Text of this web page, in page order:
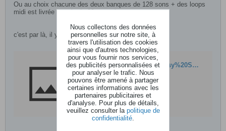
Ou au choix chacune des deux banques de 128 sons + des loops
midi est livrée au prix de 29 euro chacune
c'est par là, il y a des demos mp3
http://www.easysounds.de/Easy%20Sounds%20english.htm
Nous collectons des données
personnelles sur notre site, à
travers l'utilisation des cookies
ainsi que d'autres technologies,
pour vous fournir nos services,
des publicités personnalisées et
pour analyser le trafic. Nous
pouvons être amené à partager
certaines informations avec les
partenaires publicitaires et
d'analyse. Pour plus de détails,
veuillez consulter la politique de
confidentialité